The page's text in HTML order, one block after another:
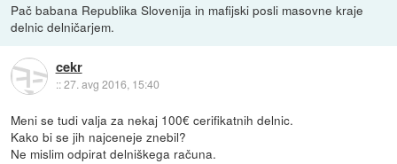
Pač babana Republika Slovenija in mafijski posli masovne kraje
delnic delničarjem.
cekr
::27. avg 2016, 15:40
Meni se tudi valja za nekaj 100€ cerifikatnih delnic.
Kako bi se jih najceneje znebil?
Ne mislim odpirat delniškega računa.